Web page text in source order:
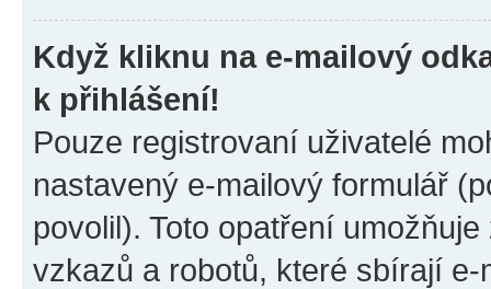
Když kliknu na e-mailový
k přihlášení!
Pouze registrovaní uživatelé
nastavený e-mailový formulář
povolil). Toto opatření
vzkazů a robotů, které sbírají e-